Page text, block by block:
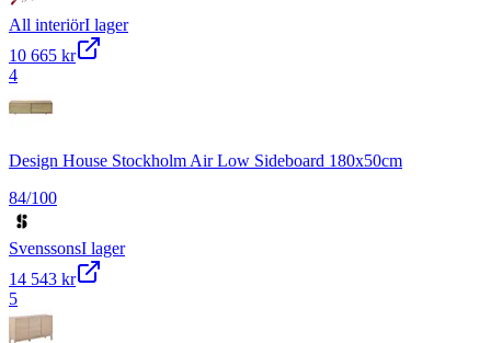
All interiörI lager
10 665 kr
4
Design House Stockholm Air Low Sideboard 180x50cm
84/100
SvenssonsI lager
14 543 kr
5